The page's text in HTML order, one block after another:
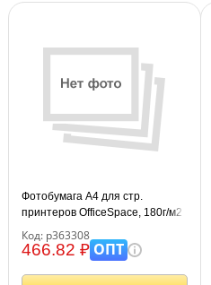
Фотобумага А4 для стр.
принтеров OfficeSpace, 180г/м2
Код: р363308
466.82 ₽ОПТ